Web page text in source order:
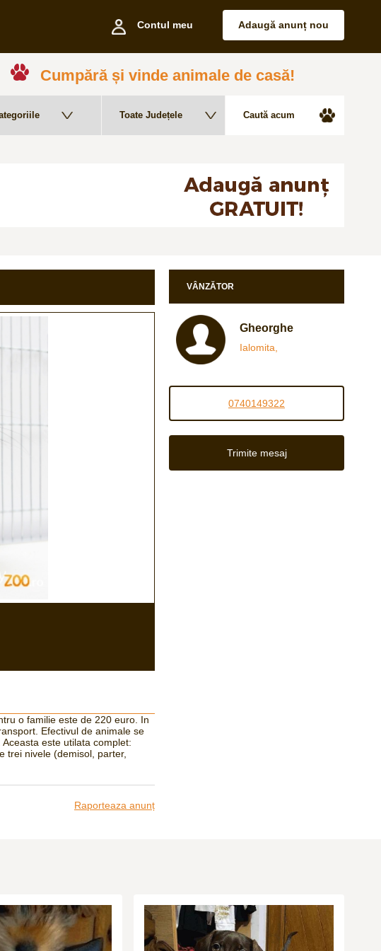
Contul meu Adaugă anunț nou
Cumpără și vinde animale de casă!
o familie este de 220 euro. In
Efectivul de animale se
este utilata complet:
trei nivele (demisol, parter,
Raporteaza anunț
VÂNZĂTOR
Gheorghe
Ialomita,
0740149322
Trimite mesaj